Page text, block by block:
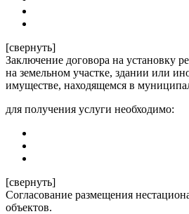
[свернуть]
Заключение договора на установку
на земельном участке, здании или
имуществе, находящемся в
для получения услуги необходимо:
[свернуть]
Согласование размещения
объектов.